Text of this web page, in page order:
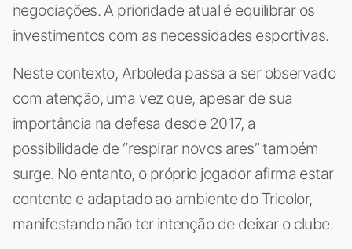
negociações. A prioridade atual é equilibrar os
investimentos com as necessidades esportivas.
Neste contexto, Arboleda passa a ser observado
com atenção, uma vez que, apesar de sua
importância na defesa desde 2017, a
possibilidade de “respirar novos ares” também
surge. No entanto, o próprio jogador afirma estar
contente e adaptado ao ambiente do Tricolor,
manifestando não ter intenção de deixar o clube.